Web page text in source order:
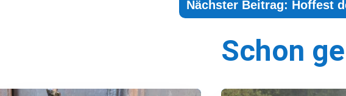
Nächster Beitrag: Hoffest
Schon